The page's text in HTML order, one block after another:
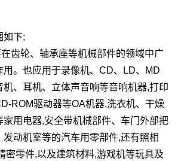
如下;
齿轮、轴承座等机械部件的领域中广
用。也应用于录像机、CD、LD、MD
机、耳机、立体声音响等音响机器,打印
ROM驱动器等OA机器,洗衣机、干燥
家用电器,安全带机械部件、车门外部把
发动机室等的汽车用零部件,还有照相
密零件,以及建筑材料,游戏机等玩具及